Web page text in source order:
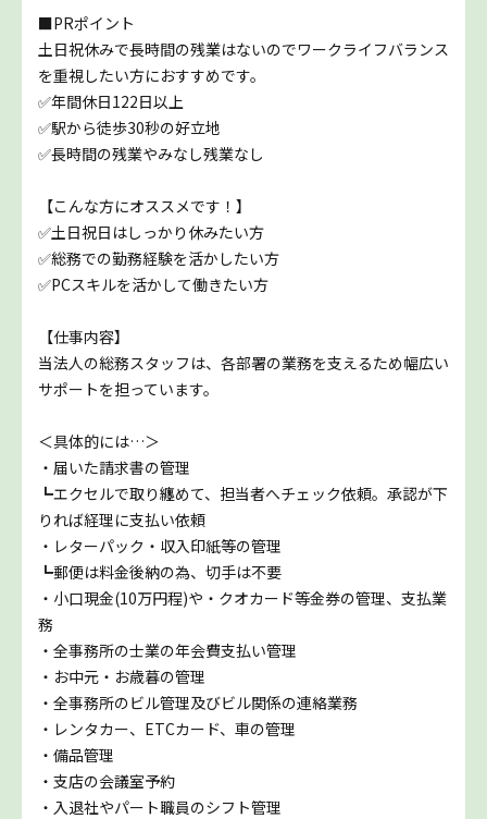
■PRポイント
土日祝休みで長時間の残業はないのでワークライフバランス
を重視したい方におすすめです。
✅年間休日122日以上
✅駅から徒歩30秒の好立地
✅長時間の残業やみなし残業なし
【こんな方にオススメです！】
✅土日祝日はしっかり休みたい方
✅総務での勤務経験を活かしたい方
✅PCスキルを活かして働きたい方
【仕事内容】
当法人の総務スタッフは、各部署の業務を支えるため幅広い
サポートを担っています。
＜具体的には…＞
・届いた請求書の管理
┗エクセルで取り纏めて、担当者へチェック依頼。承認が下
りれば経理に支払い依頼
・レターパック・収入印紙等の管理
┗郵便は料金後納の為、切手は不要
・小口現金(10万円程)や・クオカード等金券の管理、支払業
務
・全事務所の士業の年会費支払い管理
・お中元・お歳暮の管理
・全事務所のビル管理及びビル関係の連絡業務
・レンタカー、ETCカード、車の管理
・備品管理
・支店の会議室予約
・入退社やパート職員のシフト管理